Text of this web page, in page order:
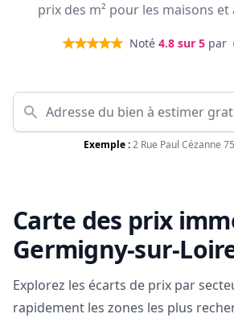
prix des m² pour les maisons
Noté 4.8 sur 5 par
Exemple :2 Rue Paul Cézanne
Carte des prix
Germigny-sur-
Explorez les écarts de prix par
rapidement les zones les plus